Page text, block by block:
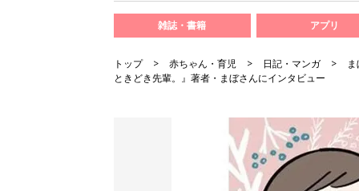
雑誌・書籍 アプリ
トップ 赤ちゃん・育児 日記・マンガ
ときどき先輩。』著者・まぼさんにインタビュー